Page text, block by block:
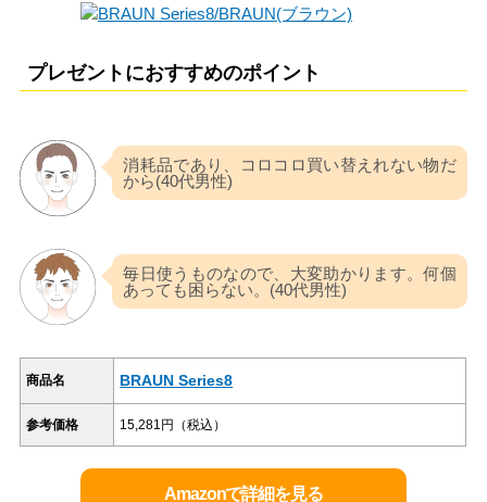
プレゼントにおすすめのポイント
消耗品であり、コロコロ買い替えれない物だ
から(40代男性)
毎日使うものなので、大変助かります。何個
あっても困らない。(40代男性)
商品名 BRAUN Series8
参考価格 15,281円（税込）
Amazonで詳細を見る